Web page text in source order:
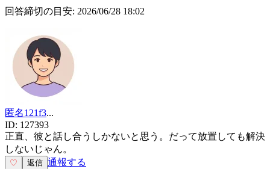
回答締切の目安: 2026/06/28 18:02
匿名121f3...
ID: 127393
正直、彼と話し合うしかないと思う。だって放置しても解決
しないじゃん。
♡ 返信 通報する